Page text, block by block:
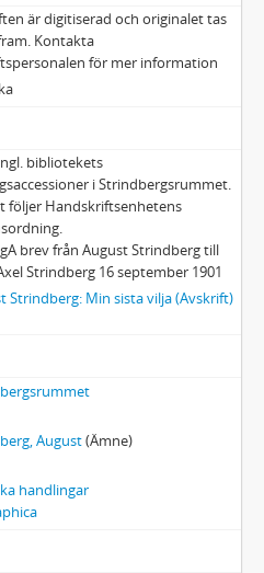
är digitiserad och originalet tas
Kontakta
för mer information
bibliotekets
i Strindbergsrummet.
följer Handskriftsenhetens
brev från August Strindberg till
Strindberg 16 september 1901
Strindberg: Min sista vilja (Avskrift)
August(Ämne)
handlingar